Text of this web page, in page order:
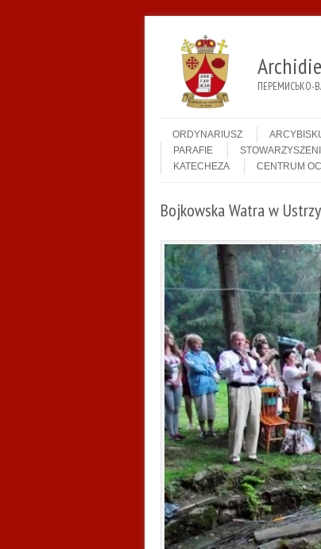
ПЕРЕМИСЬКО-
Menu
ORDYNARIUSZ
PARAFIE
KATECHEZA
CENTRUM
Bojkowska Watra w